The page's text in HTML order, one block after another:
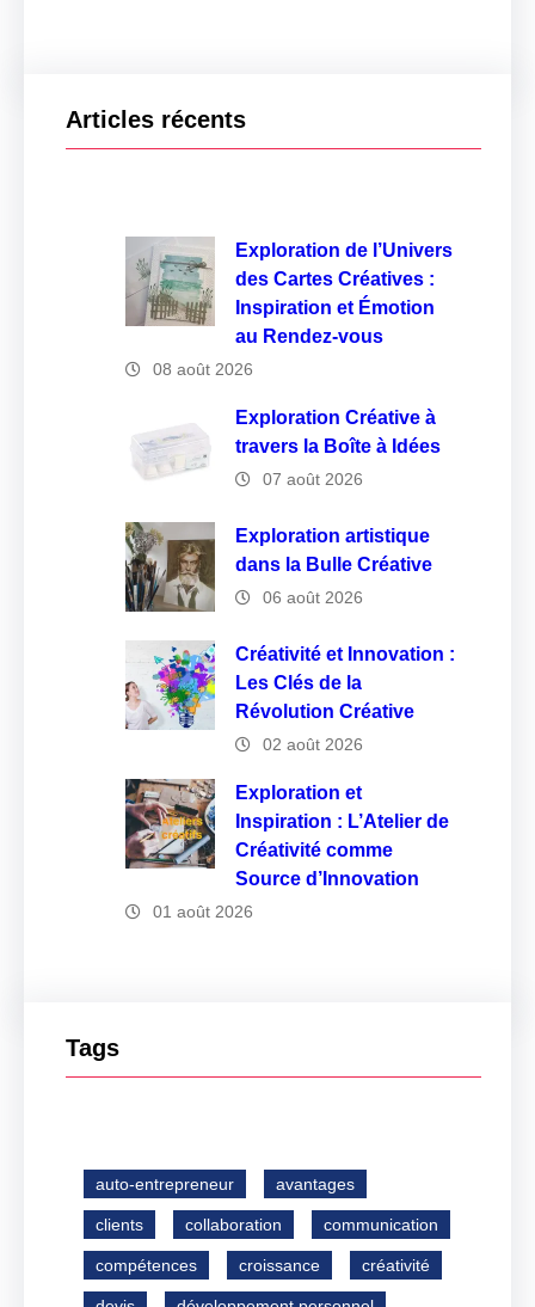
Articles récents
Exploration de l’Univers
des Cartes Créatives :
Inspiration et Émotion
au Rendez-vous
08 août 2026
Exploration Créative à
travers la Boîte à Idées
07 août 2026
Exploration artistique
dans la Bulle Créative
06 août 2026
Créativité et Innovation :
Les Clés de la
Révolution Créative
02 août 2026
Exploration et
Inspiration : L’Atelier de
Créativité comme
Source d’Innovation
01 août 2026
Tags
auto-entrepreneur avantages
clients collaboration communication
compétences croissance créativité